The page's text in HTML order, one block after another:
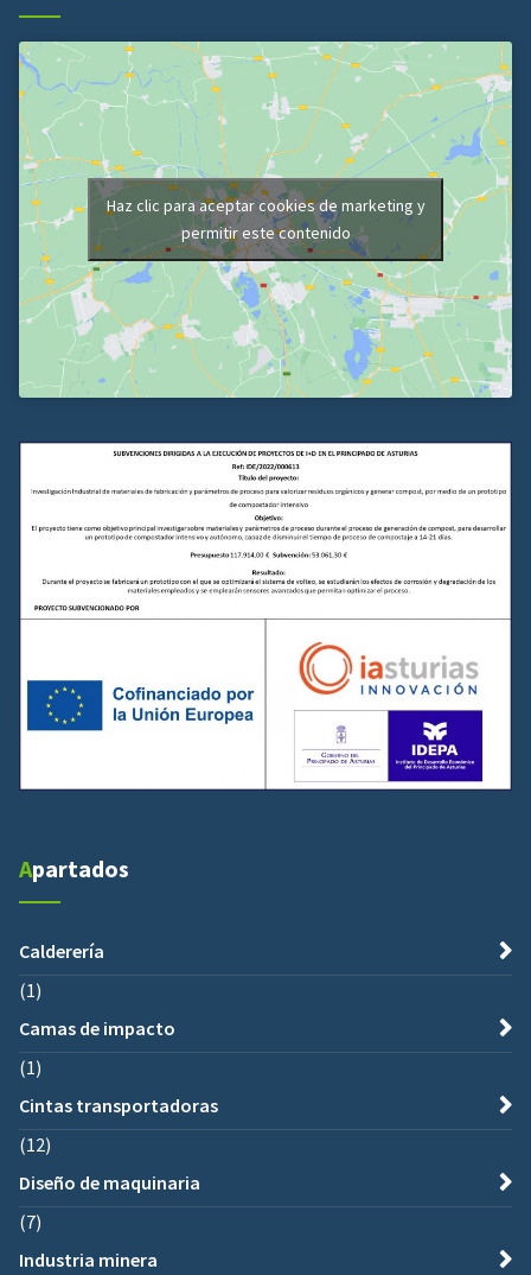
Haz clic para aceptar cookies de marketing y
permitir este contenido
Apartados
Calderería
(1)
Camas de impacto
(1)
Cintas transportadoras
(12)
Diseño de maquinaria
(7)
Industria minera